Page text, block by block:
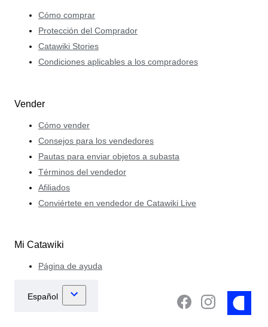
Cómo comprar
Protección del Comprador
Catawiki Stories
Condiciones aplicables a los compradores
Vender
Cómo vender
Consejos para los vendedores
Pautas para enviar objetos a subasta
Términos del vendedor
Afiliados
Conviértete en vendedor de Catawiki Live
Mi Catawiki
Página de ayuda